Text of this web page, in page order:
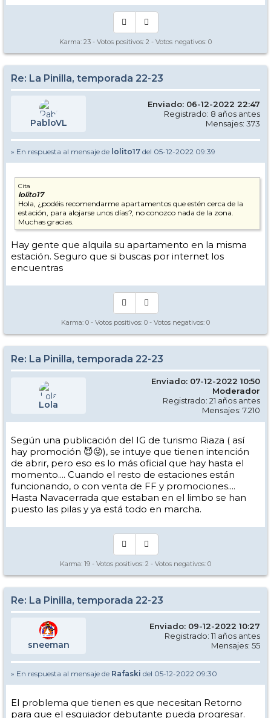
Karma: 23 - Votos positivos: 2 - Votos negativos: 0
Re: La Pinilla, temporada 22-23
PabloVL
Enviado: 06-12-2022 22:47
Registrado: 8 años antes
Mensajes: 373
» En respuesta al mensaje de lolito17 del 05-12-2022 09:39
Cita
lolito17
Hola, ¿podéis recomendarme apartamentos que estén cerca de la
estación, para alojarse unos días?, no conozco nada de la zona.
Muchas gracias.
Hay gente que alquila su apartamento en la misma
estación. Seguro que si buscas por internet los
encuentras
Karma: 0 - Votos positivos: 0 - Votos negativos: 0
Re: La Pinilla, temporada 22-23
Lola
Enviado: 07-12-2022 10:50
Moderador
Registrado: 21 años antes
Mensajes: 7.210
Según una publicación del IG de turismo Riaza ( así
hay promoción 😈😜), se intuye que tienen intención
de abrir, pero eso es lo más oficial que hay hasta el
momento.... Cuando el resto de estaciones están
funcionando, o con venta de FF y promociones....
Hasta Navacerrada que estaban en el limbo se han
puesto las pilas y ya está todo en marcha.
Karma: 19 - Votos positivos: 2 - Votos negativos: 0
Re: La Pinilla, temporada 22-23
sneeman
Enviado: 09-12-2022 10:27
Registrado: 11 años antes
Mensajes: 55
» En respuesta al mensaje de Rafaski del 05-12-2022 09:30
El problema que tienen es que necesitan Retorno
para que el esquiador debutante pueda progresar.